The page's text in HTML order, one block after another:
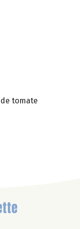
tomate